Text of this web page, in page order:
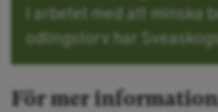
I arbetet med att minska
odlingstorv har
För mer